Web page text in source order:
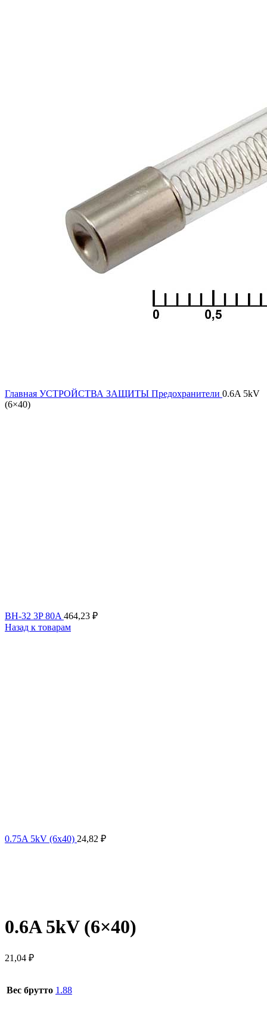
Главная УСТРОЙСТВА ЗАЩИТЫ Предохранители 0.6A 5kV
(6×40)
ВН-32 3P 80A 464,23 ₽
Назад к товарам
0.75A 5kV (6x40) 24,82 ₽
0.6A 5kV (6×40)
21,04 ₽
Вес брутто 1.88